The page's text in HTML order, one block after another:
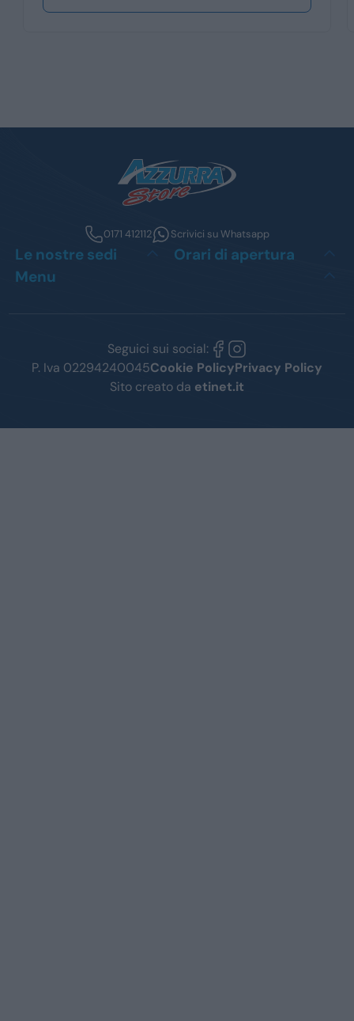
0171 412112 Scrivici su Whatsapp
Le nostre sedi
Orari di apertura
Menu
Seguici sui social:
P. Iva 02294240045Cookie PolicyPrivacy Policy
Sito creato da etinet.it